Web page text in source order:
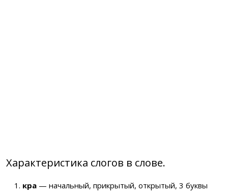
Характеристика слогов в слове.
кра — начальный, прикрытый, открытый, 3 буквы